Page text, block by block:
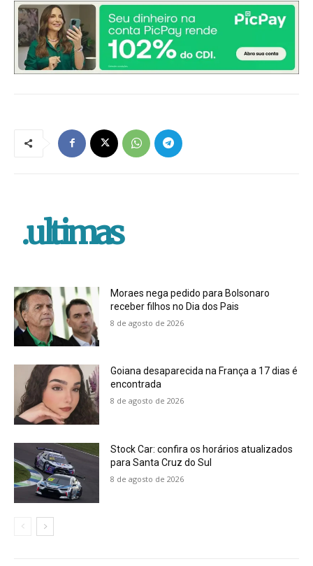
.ultimas
Moraes nega pedido para Bolsonaro
receber filhos no Dia dos Pais
8 de agosto de 2026
Goiana desaparecida na França a 17 dias é
encontrada
8 de agosto de 2026
Stock Car: confira os horários atualizados
para Santa Cruz do Sul
8 de agosto de 2026